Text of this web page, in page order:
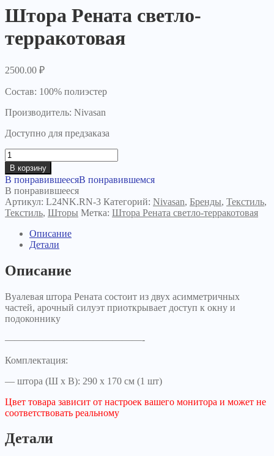
Штора Рената светло-
терракотовая
2500.00 ₽
Состав: 100% полиэстер
Производитель: Nivasan
Доступно для предзаказа
Количество
товара
Штора
Рената
светло-
терракотовая
В корзину
В понравившеесяВ понравившемся
В понравившееся
Артикул: L24NK.RN-3 Категорий: Nivasan, Бренды, Текстиль,
Текстиль, Шторы Метка: Штора Рената светло-терракотовая
Описание
Детали
Описание
Вуалевая штора Рената состоит из двух асимметричных
частей, арочный силуэт приоткрывает доступ к окну и
подоконнику
——————————————-
Комплектация:
— штора (Ш х В): 290 х 170 см (1 шт)
Цвет товара зависит от настроек вашего монитора и может не
соответствовать реальному
Детали